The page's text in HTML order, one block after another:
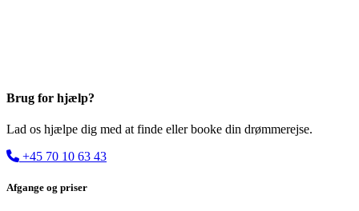
Brug for hjælp?
Lad os hjælpe dig med at finde eller booke din drømmerejse.
+45 70 10 63 43
Afgange og priser